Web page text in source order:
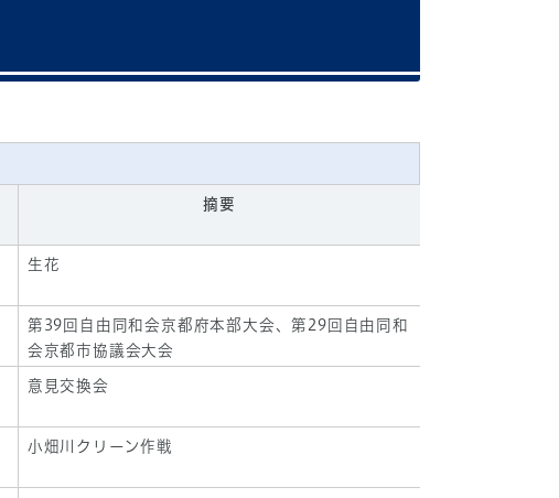
摘要
生花
第39回自由同和会京都府本部大会、第29回自由同和
会京都市協議会大会
意見交換会
小畑川クリーン作戦